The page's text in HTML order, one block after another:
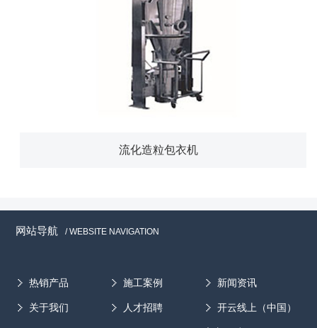
流化造粒包衣机
网站导航 / WEBSITE NAVIGATION
热销产品 施工案例 新闻资讯
关于我们 人才招聘 开云线上（中国）